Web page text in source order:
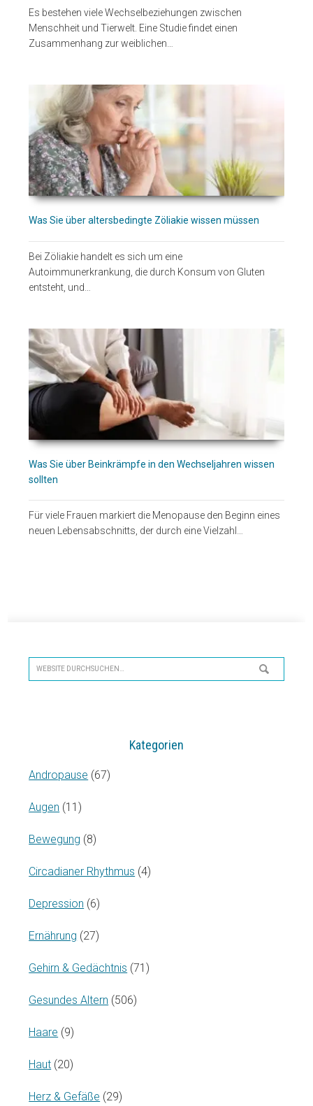
Es bestehen viele Wechselbeziehungen zwischen
Menschheit und Tierwelt. Eine Studie findet einen
Zusammenhang zur weiblichen…
Was Sie über altersbedingte Zöliakie wissen müssen
Bei Zöliakie handelt es sich um eine
Autoimmunerkrankung, die durch Konsum von Gluten
entsteht, und…
Was Sie über Beinkrämpfe in den Wechseljahren wissen
sollten
Für viele Frauen markiert die Menopause den Beginn eines
neuen Lebensabschnitts, der durch eine Vielzahl…
Website
durchsuchen…
Kategorien
Andropause (67)
Augen (11)
Bewegung (8)
Circadianer Rhythmus (4)
Depression (6)
Ernährung (27)
Gehirn & Gedächtnis (71)
Gesundes Altern (506)
Haare (9)
Haut (20)
Herz & Gefäße (29)